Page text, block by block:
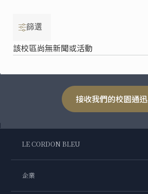
篩選
該校區尚無新聞或活動
接收我們的校園通迅
LE CORDON BLEU
企業